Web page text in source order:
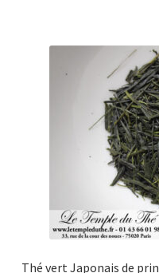
Thé vert Japonais de